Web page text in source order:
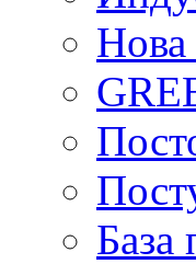
Нова
База